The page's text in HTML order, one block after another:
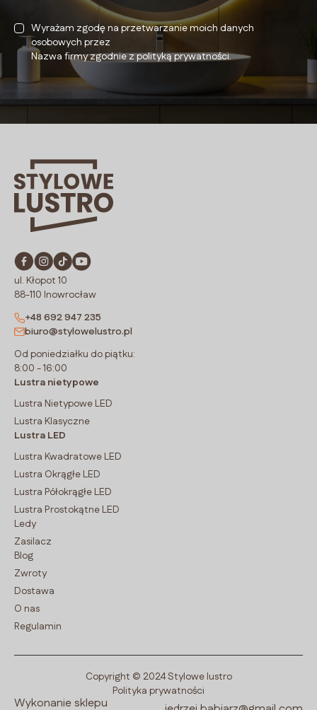
Wyrażam zgodę na przetwarzanie moich danych
osobowych przez
Nazwa firmy zgodnie z polityką prywatności.
ul. Kłopot 10
88-110 Inowrocław
+48 692 947 235
biuro@stylowelustro.pl
Od poniedziałku do piątku:
8:00 - 16:00
Lustra nietypowe
Lustra Nietypowe LED
Lustra Klasyczne
Lustra LED
Lustra Kwadratowe LED
Lustra Okrągłe LED
Lustra Półokrągłe LED
Lustra Prostokątne LED
Ledy
Zasilacz
Blog
Zwroty
Dostawa
O nas
Regulamin
Copyright © 2024 Stylowe lustro
Polityka prywatności
Wykonanie sklepu